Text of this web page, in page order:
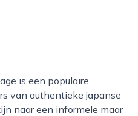
van authentieke japanse
naar een informele maar